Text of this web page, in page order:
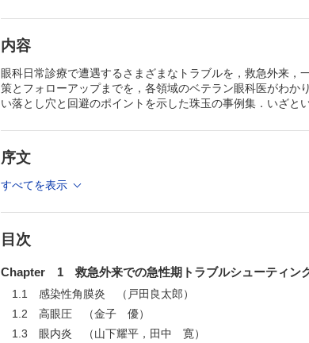
3.6 加齢黄斑変性 （塩瀬聡
3.7 糖尿病網膜症（DR），
雄）
4.1 角膜検体採取 （井上英
4.6 結膜下注射，後部テノン
5.3 緑内障術後患者対応 （生
Chapter 6 病棟でのトラブル
6.2 レセプト作成 （樋田太郎
内容
眼科日常診療で遭遇するさまざまなトラブルを，救急外来
策とフォローアップまでを，各領域のベテラン眼科医がわ
い落とし穴と回避のポイントを示した珠玉の事例集．いざと
序文
すべてを表示
目次
Chapter 1 救急外来での急性期トラブルシューティン
1.1 感染性角膜炎 （戸田良太郎）
1.2 高眼圧 （金子 優）
1.3 眼内炎 （山下耀平，田中 寛）